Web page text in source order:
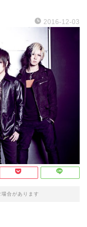
2016-12-03
合があります